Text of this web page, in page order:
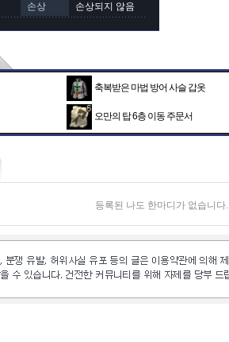
손상 손상되지 않음
축복받은 마법 방어 사슬 갑옷
오만의 탑 6층 이동 주문서
등록된 나도 한마디가 없습니다.